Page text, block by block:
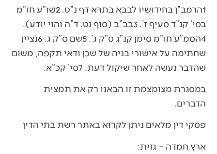
1הרמב”ן בחידושיו לבבא בתרא דף נ”ט. 2שו”ע חו”מ
בסי’ קנ”ד סעיף ז’. 3בב”ב (סוף נט. ד”ה והוי יודע).
4הסמ”ע חו”מ סימן קנ”ג ס”ק ג’. 5שם ס”ק ג. 6נציין
שחתימה על אישורי בניה של שכן ודאי תקפה, משום
שהדבר נעשה לאחר שיקול דעת. 7סי’ קכ”א.
במסגרת מצומצמת זו הבאנו רק את תמצית
הדברים.
פסקי דין מלאים ניתן לקרוא באתר רשת בתי הדין
ארץ חמדה – גזית: